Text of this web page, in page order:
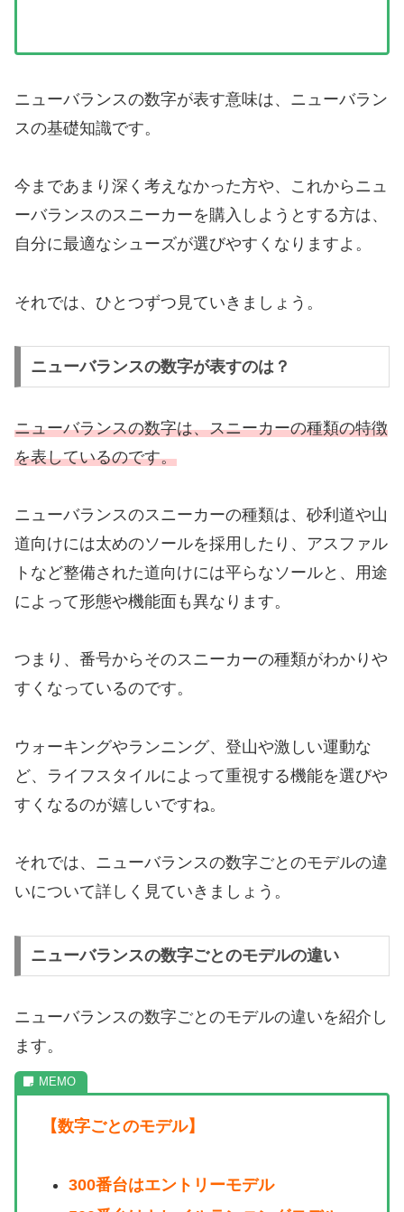
ニューバランスの数字が表す意味は、ニューバラン
スの基礎知識です。
今まであまり深く考えなかった方や、これからニュ
ーバランスのスニーカーを購入しようとする方は、
自分に最適なシューズが選びやすくなりますよ。
それでは、ひとつずつ見ていきましょう。
ニューバランスの数字が表すのは？
ニューバランスの数字は、スニーカーの種類の特徴
を表しているのです。
ニューバランスのスニーカーの種類は、砂利道や山
道向けには太めのソールを採用したり、アスファル
トなど整備された道向けには平らなソールと、用途
によって形態や機能面も異なります。
つまり、番号からそのスニーカーの種類がわかりや
すくなっているのです。
ウォーキングやランニング、登山や激しい運動な
ど、ライフスタイルによって重視する機能を選びや
すくなるのが嬉しいですね。
それでは、ニューバランスの数字ごとのモデルの違
いについて詳しく見ていきましょう。
ニューバランスの数字ごとのモデルの違い
ニューバランスの数字ごとのモデルの違いを紹介し
ます。
【数字ごとのモデル】
300番台はエントリーモデル